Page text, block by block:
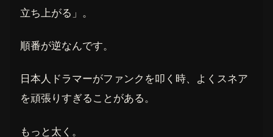
立ち上がる」。
順番が逆なんです。
日本人ドラマーがファンクを叩く時、よくスネア
を頑張りすぎることがある。
もっと太く。